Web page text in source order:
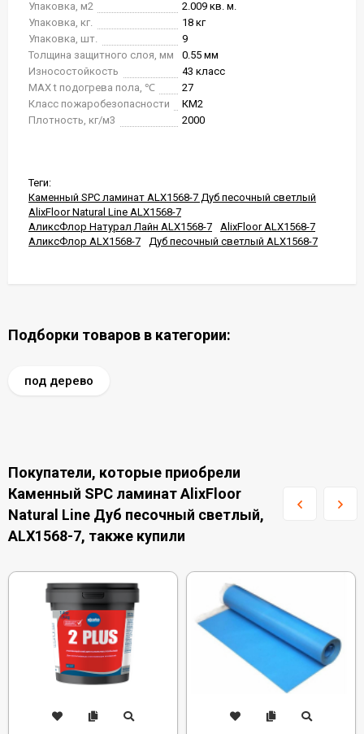
Упаковка, м2
2.009 кв. м.
Упаковка, кг.
18 кг
Упаковка, шт.
9
Толщина защитного слоя, мм
0.55 мм
Износостойкость
43 класс
MAX t подогрева пола, ℃
27
Класс пожаробезопасности
КМ2
Плотность, кг/м3
2000
Теги:
Каменный SPC ламинат ALX1568-7 Дуб песочный светлый
AlixFloor Natural Line ALX1568-7
АликсФлор Натурал Лайн ALX1568-7
AlixFloor ALX1568-7
АликсФлор ALX1568-7
Дуб песочный светлый ALX1568-7
Подборки товаров в категории:
под дерево
Покупатели, которые приобрели
Каменный SPC ламинат AlixFloor
Natural Line Дуб песочный светлый,
ALX1568-7, также купили